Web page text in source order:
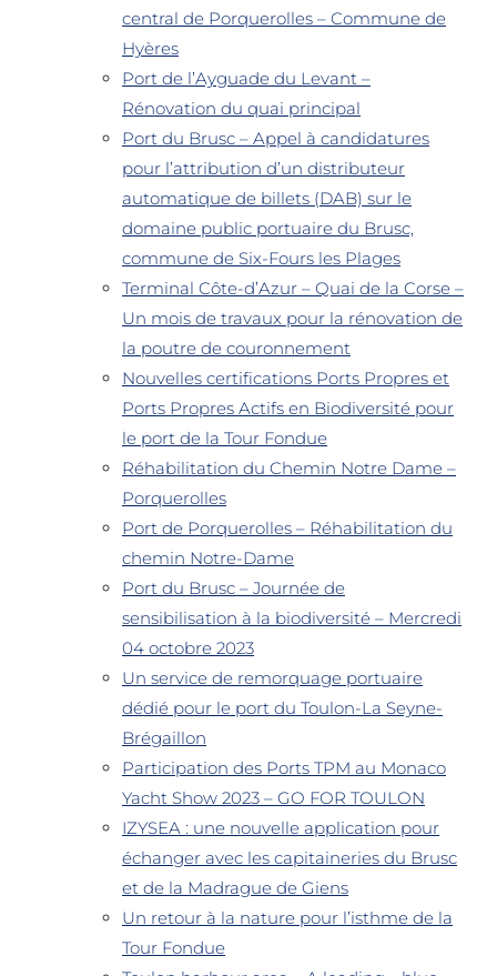
central de Porquerolles – Commune de
Hyères
Port de l’Ayguade du Levant –
Rénovation du quai principal
Port du Brusc – Appel à candidatures
pour l’attribution d’un distributeur
automatique de billets (DAB) sur le
domaine public portuaire du Brusc,
commune de Six-Fours les Plages
Terminal Côte-d’Azur – Quai de la Corse –
Un mois de travaux pour la rénovation de
la poutre de couronnement
Nouvelles certifications Ports Propres et
Ports Propres Actifs en Biodiversité pour
le port de la Tour Fondue
Réhabilitation du Chemin Notre Dame –
Porquerolles
Port de Porquerolles – Réhabilitation du
chemin Notre-Dame
Port du Brusc – Journée de
sensibilisation à la biodiversité – Mercredi
04 octobre 2023
Un service de remorquage portuaire
dédié pour le port du Toulon-La Seyne-
Brégaillon
Participation des Ports TPM au Monaco
Yacht Show 2023 – GO FOR TOULON
IZYSEA : une nouvelle application pour
échanger avec les capitaineries du Brusc
et de la Madrague de Giens
Un retour à la nature pour l’isthme de la
Tour Fondue